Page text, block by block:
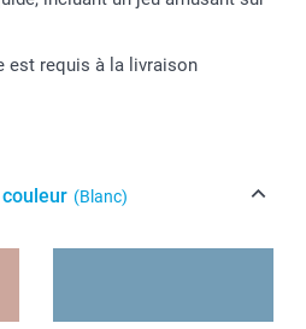
est requis à la livraison
(Blanc)